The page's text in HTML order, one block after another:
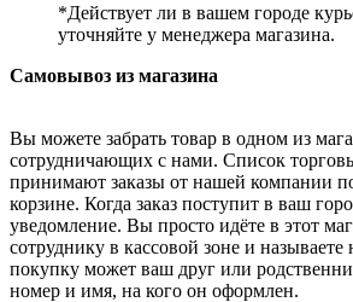
*Действует ли в вашем городе
уточняйте у менеджера магазина.
Самовывоз из магазина
Вы можете забрать товар в одном из
сотрудничающих с нами. Список
принимают заказы от нашей компании
корзине. Когда заказ поступит в ваш
уведомление. Вы просто идёте в этот
сотруднику в кассовой зоне и называете
покупку может ваш друг или
номер и имя, на кого он оформлен.